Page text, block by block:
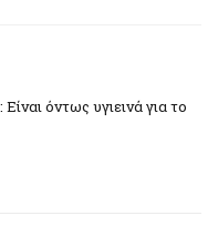
όντως υγιεινά για το